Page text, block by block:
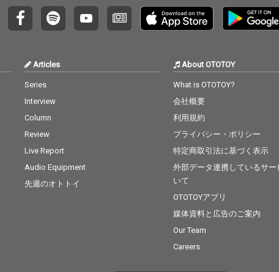
Articles
Series
Interview
Column
Review
Live Report
Audio Equipment
先週のオトトイ
About OTOTOY
What is OTOTOY?
会社概要
利用規約
プライバシー・ポリシー
特定商取引法に基づく表示
外部データ連携しているサー
いて
OTOTOYアプリ
媒体資料と広告のご案内
Our Team
Careers